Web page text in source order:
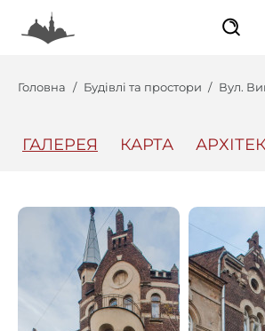
Головна Будівлі та простори Вул.
ГАЛЕРЕЯ КАРТА